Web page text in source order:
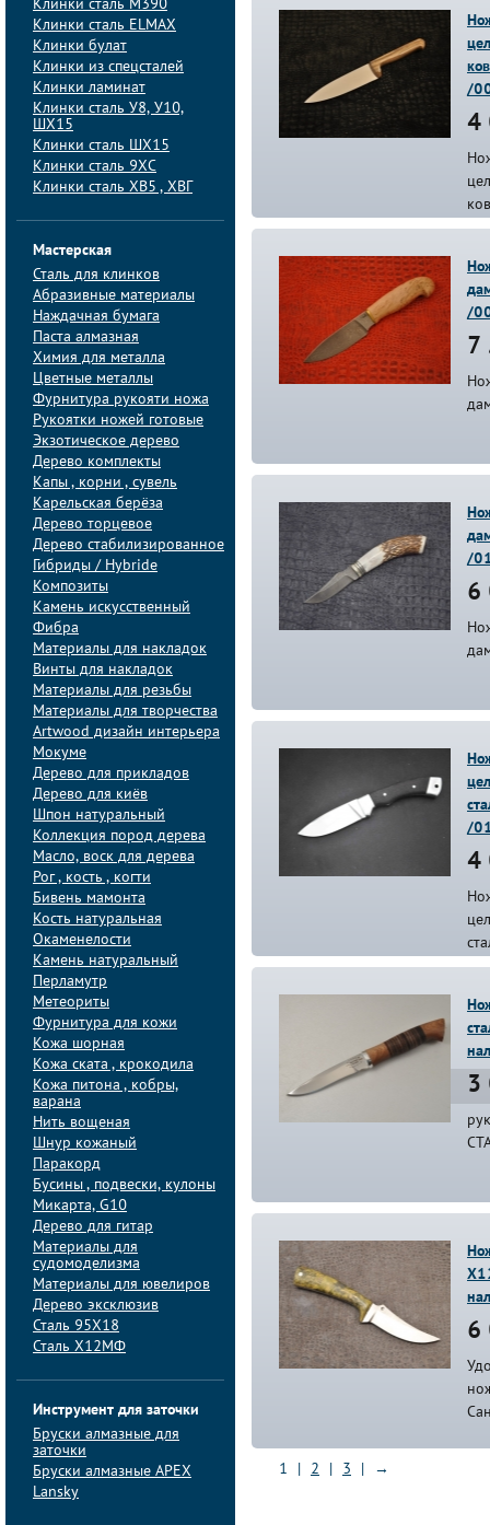
Клинки сталь M390
Клинки сталь ELMAX
Клинки булат
Клинки из спецсталей
Клинки ламинат
Клинки сталь У8, У10,
ШХ15
Клинки сталь ШХ15
Клинки сталь 9ХС
Клинки сталь ХВ5 , ХВГ
Мастерская
Сталь для клинков
Абразивные материалы
Наждачная бумага
Паста алмазная
Химия для металла
Цветные металлы
Фурнитура рукояти ножа
Рукоятки ножей готовые
Экзотическое дерево
Дерево комплекты
Капы , корни , сувель
Карельская берёза
Дерево торцевое
Дерево стабилизированное
Гибриды / Hybride
Композиты
Камень искусственный
Фибра
Материалы для накладок
Винты для накладок
Материалы для резьбы
Материалы для творчества
Artwood дизайн интерьера
Мокуме
Дерево для прикладов
Дерево для киёв
Шпон натуральный
Коллекция пород дерева
Масло, воск для дерева
Рог , кость , когти
Бивень мамонта
Кость натуральная
Окаменелости
Камень натуральный
Перламутр
Метеориты
Фурнитура для кожи
Кожа шорная
Кожа ската , крокодила
Кожа питона , кобры,
варана
Нить вощеная
Шнур кожаный
Паракорд
Бусины , подвески, кулоны
Микарта, G10
Дерево для гитар
Материалы для
судомоделизма
Материалы для ювелиров
Дерево эксклюзив
Сталь 95Х18
Сталь Х12МФ
Инструмент для заточки
Бруски алмазные для
заточки
Бруски алмазные APEX
Lansky
/
4
/
7
/
6
/
4
3
6
1 2 3 →